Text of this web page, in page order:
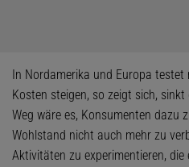
In Nordamerika und Europa
Kosten steigen, so zeigt sich,
Weg wäre es, Konsumenten dazu
Wohlstand nicht auch mehr zu
Aktivitäten zu experimentieren, die